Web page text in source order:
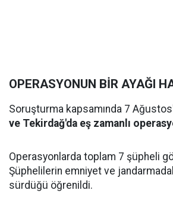
OPERASYONUN BİR AYAĞI
Soruşturma kapsamında 7
ve Tekirdağ'da eş zamanlı
Operasyonlarda toplam 7 şüpheli
Şüphelilerin emniyet ve
sürdüğü öğrenildi.